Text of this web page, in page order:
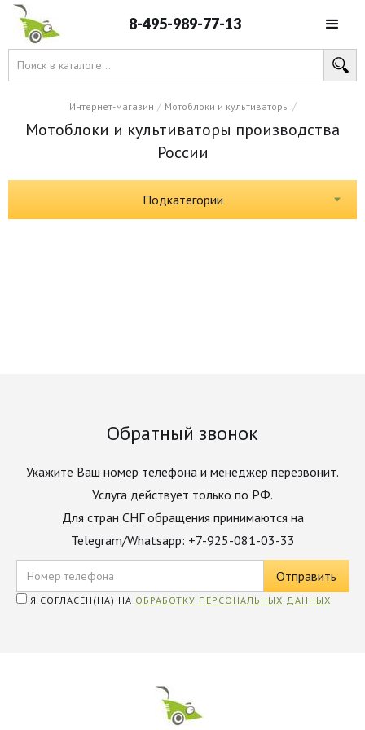
8-495-989-77-13
Интернет-магазин / Мотоблоки и культиваторы /
Мотоблоки и культиваторы производства
России
Подкатегории
Обратный звонок
Укажите Ваш номер телефона и менеджер перезвонит.
Услуга действует только по РФ.
Для стран СНГ обращения принимаются на
Telegram/Whatsapp: +7-925-081-03-33
Я СОГЛАСЕН(НА) НА ОБРАБОТКУ ПЕРСОНАЛЬНЫХ ДАННЫХ